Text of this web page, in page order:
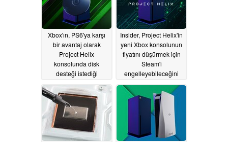
Xbox'ın, PS6'ya karşı
bir avantaj olarak
Project Helix
konsolunda disk
desteği istediği
08/01/2026
Insider, Project Helix'in
yeni Xbox konsolunun
fiyatını düşürmek için
Steam'i
engelleyebileceğini
07/29/2026